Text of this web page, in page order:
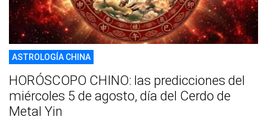
ASTROLOGÍA CHINA
HORÓSCOPO CHINO: las predicciones del
miércoles 5 de agosto, día del Cerdo de
Metal Yin